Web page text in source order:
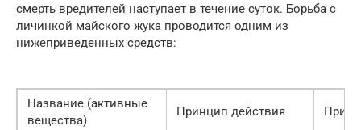
смерть вредителей наступает в течение суток. Борьба с
личинкой майского жука проводится одним из
нижеприведенных средств:
Название (активные
вещества)
Принцип действия